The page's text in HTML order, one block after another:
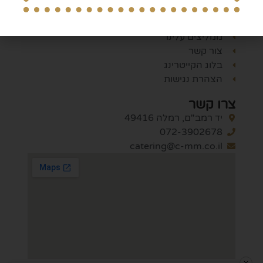
ניווט באתר
ממליצים עלינו
צור קשר
בלוג הקייטרינג
הצהרת נגישות
צרו קשר
יד רמב"ם, רמלה 49416
072-3902678
catering@c-mm.co.il